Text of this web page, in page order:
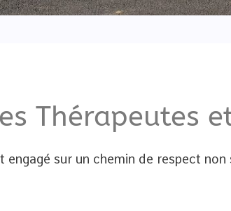
Thérapeutes
engagé sur un chemin de respect